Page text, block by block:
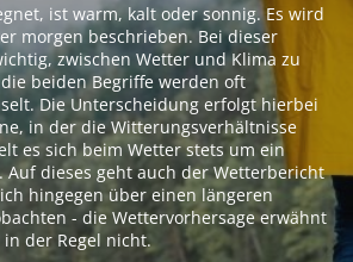
ist warm, kalt oder sonnig. Es wird
morgen beschrieben. Bei dieser
zwischen Wetter und Klima zu
beiden Begriffe werden oft
Die Unterscheidung erfolgt hierbei
in der die Witterungsverhältnisse
es sich beim Wetter stets um ein
Auf dieses geht auch der Wetterbericht
hingegen über einen längeren
- die Wettervorhersage erwähnt
der Regel nicht.